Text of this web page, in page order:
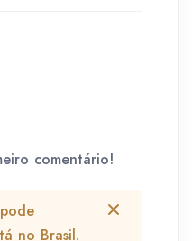
comentário!
no Brasil.